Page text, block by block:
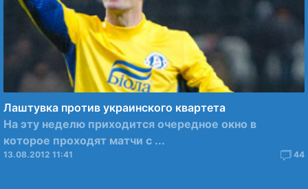
Лаштувка против украинского квартета
На эту неделю приходится очередное окно в
которое проходят матчи с ...
13.08.2012 11:41 44